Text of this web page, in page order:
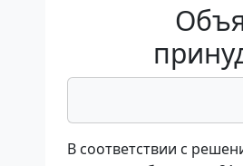
В соответствии с